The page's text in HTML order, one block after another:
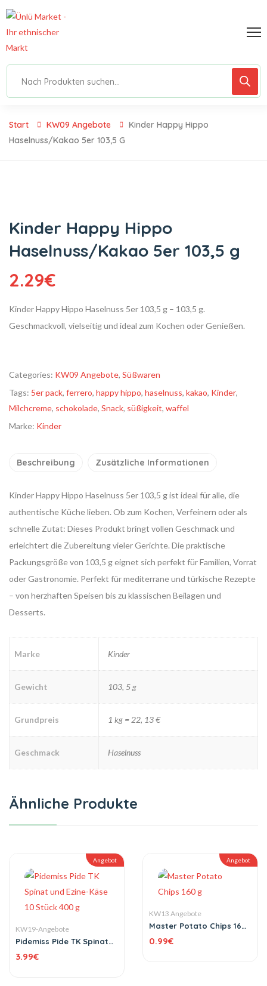
Start KW09 Angebote
Kinder Happy Hippo
Haselnuss/Kakao 5er 103,5 G
Kinder Happy Hippo
Haselnuss/Kakao 5er 103,5 g
2.29€
Kinder Happy Hippo Haselnuss 5er 103,5 g – 103,5 g.
Geschmackvoll, vielseitig und ideal zum Kochen oder Genießen.
Categories: KW09 Angebote, Süßwaren
Tags: 5er pack, ferrero, happy hippo, haselnuss, kakao, Kinder,
Milchcreme, schokolade, Snack, süßigkeit, waffel
Marke: Kinder
Beschreibung Zusätzliche Informationen
Kinder Happy Hippo Haselnuss 5er 103,5 g ist ideal für alle, die
authentische Küche lieben. Ob zum Kochen, Verfeinern oder als
schnelle Zutat: Dieses Produkt bringt vollen Geschmack und
erleichtert die Zubereitung vieler Gerichte. Die praktische
Packungsgröße von 103,5 g eignet sich perfekt für Familien, Vorrat
oder Gastronomie. Perfekt für mediterrane und türkische Rezepte
– von herzhaften Speisen bis zu klassischen Beilagen und
Desserts.
Marke Kinder
Gewicht 103, 5 g
Grundpreis 1 kg = 22, 13 €
Geschmack Haselnuss
Ähnliche Produkte
Angebot
KW19-Angebote
Pidemiss Pide TK Spinat
400 g
3.99€
Angebot
KW13 Angebote
Master Potato Chips 160
0.99€